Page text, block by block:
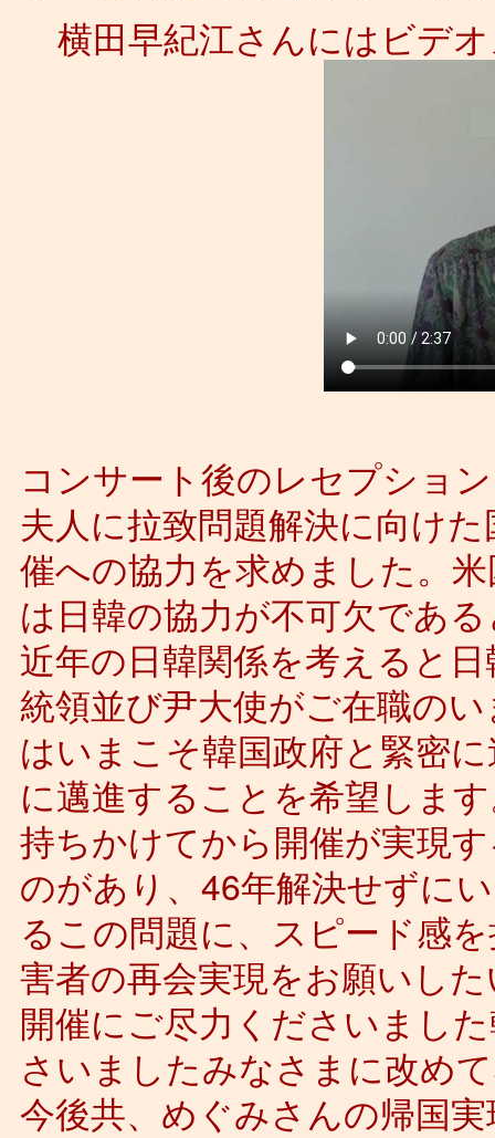
横田早紀江さんにはビデ
コンサート後のレセプショ
夫人に拉致問題解決に向け
催への協力を求めました。
は日韓の協力が不可欠であ
近年の日韓関係を考えると
統領並び尹大使がご在職の
はいまこそ韓国政府と緊密
に邁進することを希望しま
持ちかけてから開催が実現
のがあり、46年解決せずに
るこの問題に、スピード感
害者の再会実現をお願いし
開催にご尽力くださいまし
さいましたみなさまに改め
今後共、めぐみさんの帰国